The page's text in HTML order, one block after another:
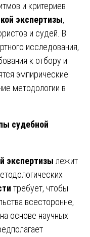
и критериев
экспертизы,
и судей. В
исследования,
к отбору и
эмпирические
методологии в
судебной
экспертизы лежит
требует, чтобы
всесторонне,
основе научных